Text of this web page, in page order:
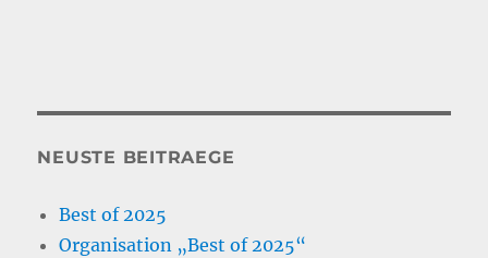
NEUSTE BEITRAEGE
Best of 2025
Organisation „Best of 2025“